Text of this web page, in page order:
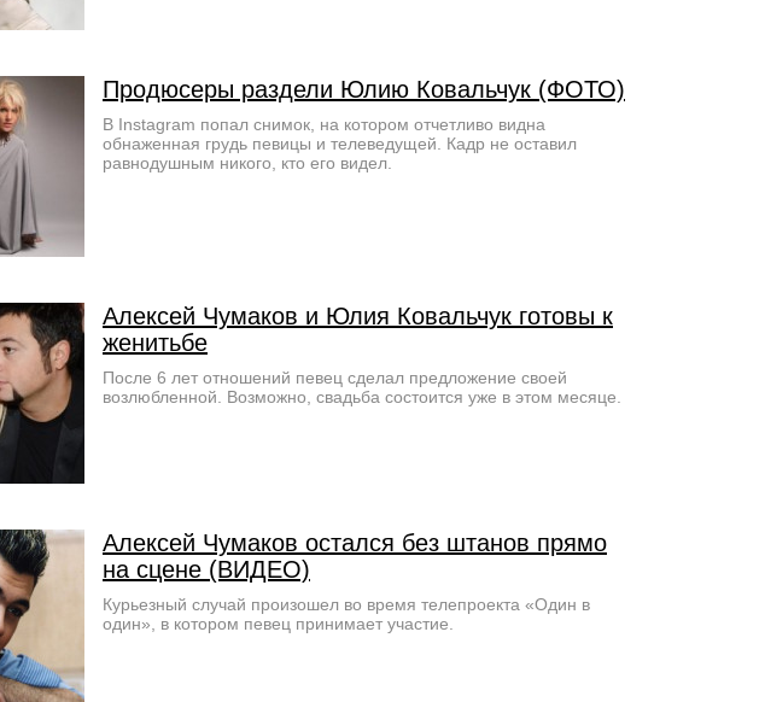
Продюсеры раздели Юлию Ковальчук (ФОТО)
В Instagram попал снимок, на котором отчетливо видна
обнаженная грудь певицы и телеведущей. Кадр не оставил
равнодушным никого, кто его видел.
Алексей Чумаков и Юлия Ковальчук готовы к
женитьбе
После 6 лет отношений певец сделал предложение своей
возлюбленной. Возможно, свадьба состоится уже в этом месяце.
Алексей Чумаков остался без штанов прямо
на сцене (ВИДЕО)
Курьезный случай произошел во время телепроекта «Один в
один», в котором певец принимает участие.